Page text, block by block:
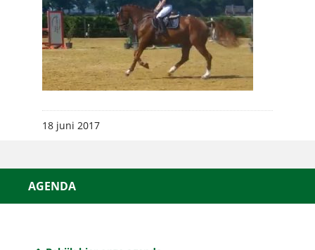
18 juni 2017
AGENDA